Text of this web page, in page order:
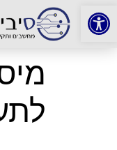
פתח סרגל נגישות